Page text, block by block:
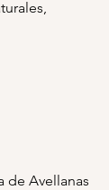
de Avellanas